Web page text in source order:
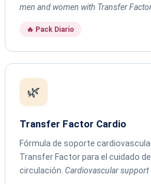
men and women with Transfer
🔥 Pack Diario
🌿
Transfer Factor Cardio
Fórmula de soporte
Transfer Factor para el cuidado
circulación. Cardiovascular support